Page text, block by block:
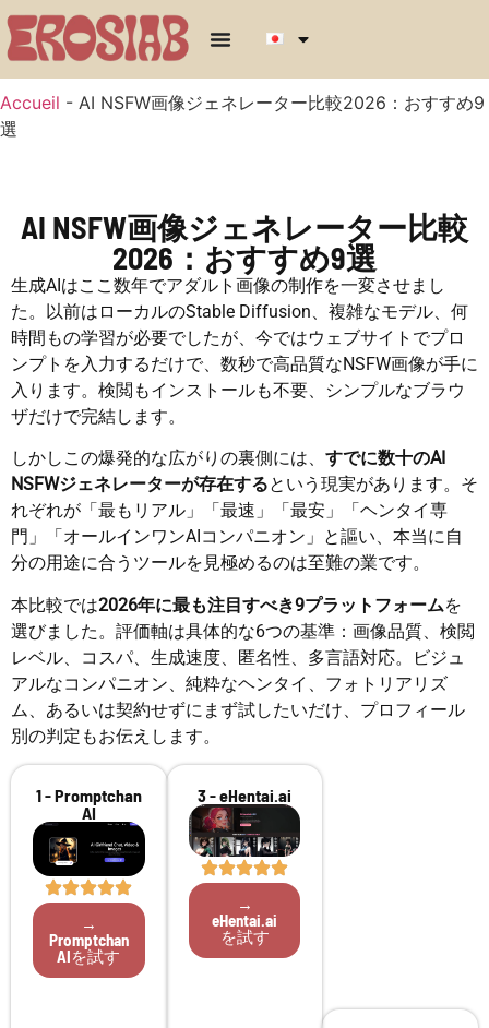
Accueil - AI NSFW画像ジェネレーター比較2026：おすすめ9
選
AI NSFW画像ジェネレーター比較
2026：おすすめ9選
生成AIはここ数年でアダルト画像の制作を一変させまし
た。以前はローカルのStable Diffusion、複雑なモデル、何
時間もの学習が必要でしたが、今ではウェブサイトでプロ
ンプトを入力するだけで、数秒で高品質なNSFW画像が手に
入ります。検閲もインストールも不要、シンプルなブラウ
ザだけで完結します。
しかしこの爆発的な広がりの裏側には、 すでに数十のAI
NSFWジェネレーターが存在するという現実があります。そ
れぞれが「最もリアル」「最速」「最安」「ヘンタイ専
門」「オールインワンAIコンパニオン」と謳い、本当に自
分の用途に合うツールを見極めるのは至難の業です。
本比較では2026年に最も注目すべき9プラットフォームを
選びました。評価軸は具体的な6つの基準：画像品質、検閲
レベル、コスパ、生成速度、匿名性、多言語対応。ビジュ
アルなコンパニオン、純粋なヘンタイ、フォトリアリズ
ム、あるいは契約せずにまず試したいだけ、プロフィール
別の判定もお伝えします。
1 - Promptchan
AI
→
Promptchan
AIを試す
3 - eHentai.ai
→
eHentai.ai
を試す